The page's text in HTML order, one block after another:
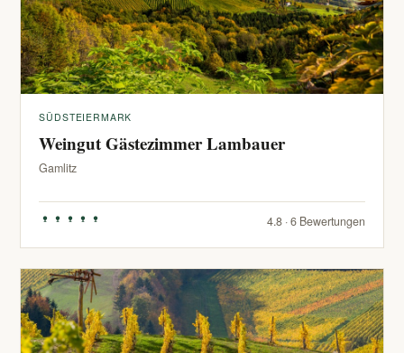
SÜDSTEIERMARK
Weingut Gästezimmer Lambauer
Gamlitz
4.8 · 6 Bewertungen